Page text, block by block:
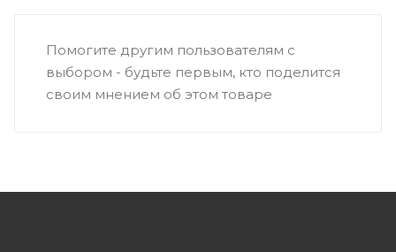
Помогите другим пользователям с
выбором - будьте первым, кто поделится
своим мнением об этом товаре